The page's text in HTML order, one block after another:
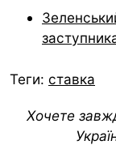
Теги: ставка
Хочете